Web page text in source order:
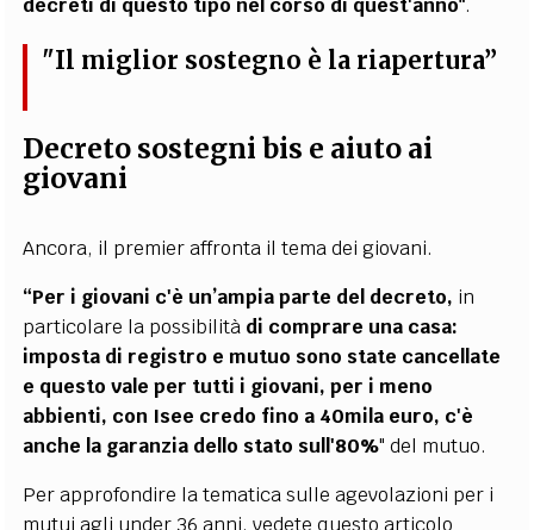
decreti di questo tipo nel corso di quest'anno".
"Il miglior sostegno è la riapertura”
Decreto sostegni bis e aiuto ai
giovani
Ancora, il premier affronta il tema dei giovani.
“Per i giovani c'è un’ampia parte del decreto, in
particolare la possibilità di comprare una casa:
imposta di registro e mutuo sono state cancellate
e questo vale per tutti i giovani, per i meno
abbienti, con Isee credo fino a 40mila euro, c'è
anche la garanzia dello stato sull'80%" del mutuo.
Per approfondire la tematica sulle agevolazioni per i
mutui agli under 36 anni, vedetequesto articolo